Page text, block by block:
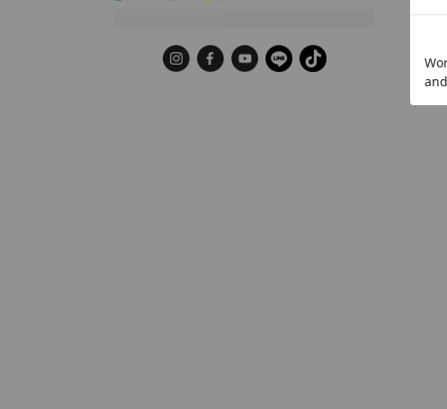
InstagramFacebookYouTubeLINE